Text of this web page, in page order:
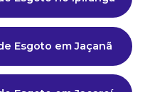
Esgoto em Jaçanã